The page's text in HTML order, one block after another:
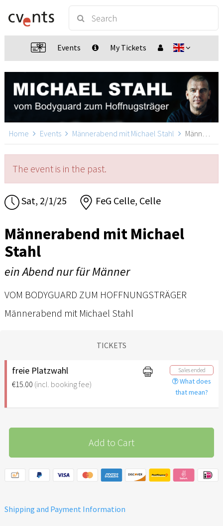
Events My Tickets
Home Events Männerabend mit Michael Stahl Männerabend mit Michael Stahl, Celle
The event is in the past.
Sat, 2/1/25 FeG Celle, Celle
Männerabend mit Michael
Stahl
ein Abend nur für Männer
VOM BODYGUARD ZUM HOFFNUNGSTRÄGER
Männerabend mit Michael Stahl
TICKETS
freie Platzwahl
€15.00 (incl. booking fee)
Sales ended
What does
that mean?
Add to Cart
Shipping and Payment Information